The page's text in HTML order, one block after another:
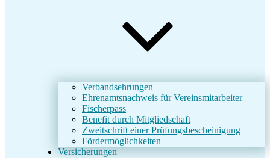
Verbandsehrungen
Ehrenamtsnachweis für Vereinsmitarbeiter
Fischerpass
Benefit durch Mitgliedschaft
Zweitschrift einer Prüfungsbescheinigung
Fördermöglichkeiten
Versicherungen